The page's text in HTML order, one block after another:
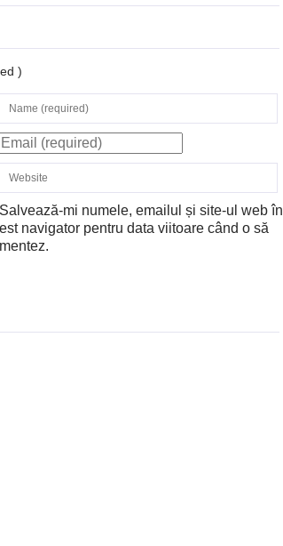
)
Salvează-mi numele, emailul și site-ul web în
navigator pentru data viitoare când o să